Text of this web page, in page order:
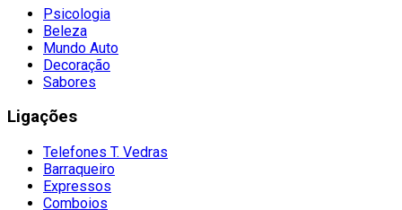
Psicologia
Beleza
Mundo Auto
Decoração
Sabores
Ligações
Telefones T. Vedras
Barraqueiro
Expressos
Comboios